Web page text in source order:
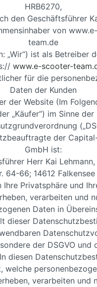
HRB6270,
den Geschäftsführer
von
team.de
„Wir“) ist als Betreiber
www.e-scooter-
für die
Daten der Kunden
der Website (Im
„Käufer“) im Sinne der
der
GmbH ist:
Herr Kai
64-66; 14612 Falkensee
Ihre Privatsphäre und
verarbeiten und
Daten in
dieser
der DSGVO und
diesen
welche
verarbeiten und